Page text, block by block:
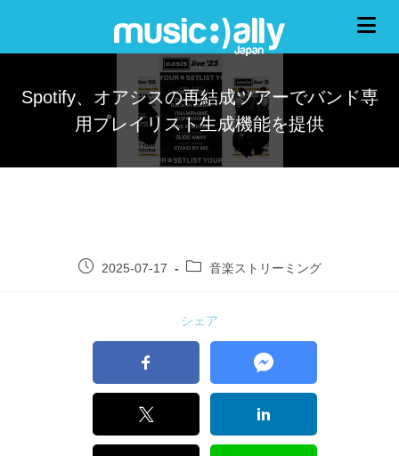
Spotify、オアシスの再結成ツアーでバンド専
用プレイリスト生成機能を提供
2025-07-17 音楽ストリーミング
シェア